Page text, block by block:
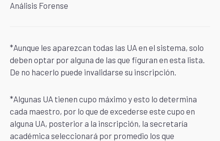
Análisis Forense
*Aunque les aparezcan todas las UA en el sistema, solo
deben optar por alguna de las que figuran en esta lista.
De no hacerlo puede invalidarse su inscripción.
*Algunas UA tienen cupo máximo y esto lo determina
cada maestro, por lo que de excederse este cupo en
alguna UA, posterior a la inscripción, la secretaría
académica seleccionará por promedio los que